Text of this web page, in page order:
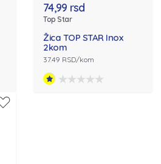
74,99 rsd
Top Star
Žica TOP STAR Inox
2kom
37.49 RSD/kom